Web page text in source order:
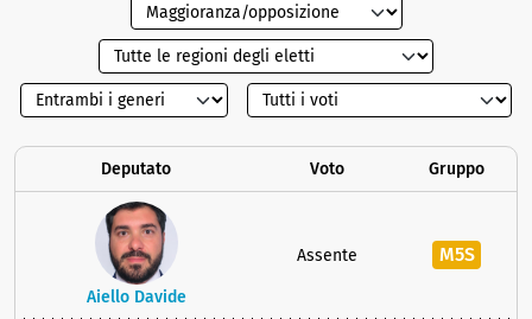
Deputato Voto Gruppo
Aiello Davide
Assente M5S